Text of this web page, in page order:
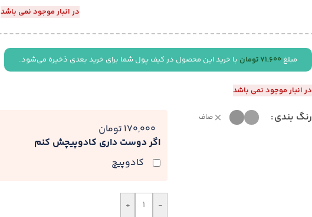
در انبار موجود نمی باشد
مبلغ 71,600تومان با خرید این محصول در کیف پول شما برای خرید بعدی ذخیره می‌شود.
در انبار موجود نمی باشد
رنگ بندی صاف
اگر دوست داری کادوپیچش کنم
کادوپیچ
170,000 تومان
-
+